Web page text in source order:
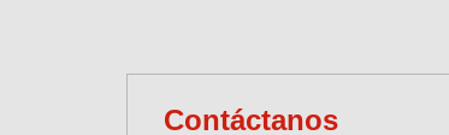
Contáctanos